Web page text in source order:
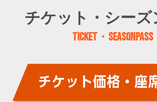
チケット・シーズ
TICKET・SEASONPASS